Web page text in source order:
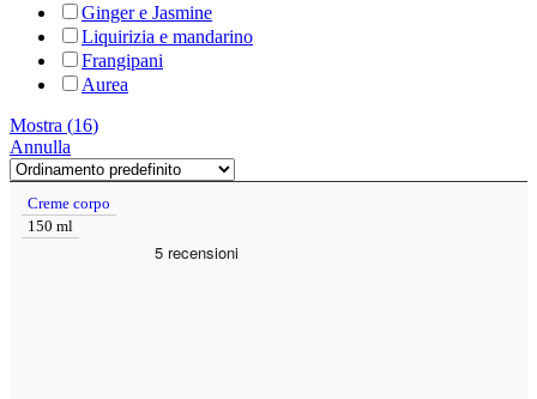
Ginger e Jasmine
Liquirizia e mandarino
Frangipani
Aurea
Mostra (16)
Annulla
Creme corpo
150 ml